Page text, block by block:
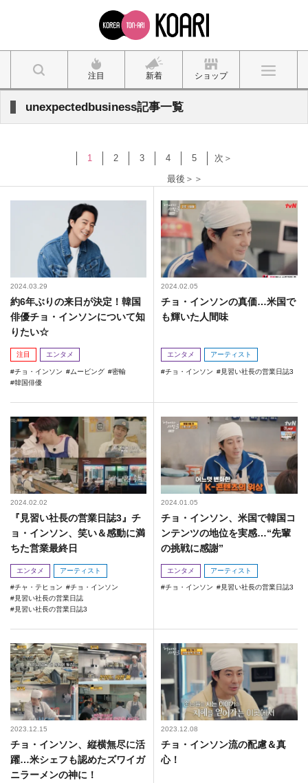
注目 新着 ショップ
unexpectedbusiness記事一覧
1 2 3 4 5
次＞
最後＞＞
2024.03.29
約6年ぶりの来日が決定！韓国
俳優チョ・インソンについて知
りたい☆
注目 エンタメ
チョ・インソン ムービング
密輸
韓国俳優
2024.02.05
チョ・インソンの真価…米国で
も輝いた人間味
エンタメ アーティスト
チョ・インソン 見習い社長の営業日誌3
2024.02.02
『見習い社長の営業日誌3』チ
ョ・インソン、笑い＆感動に満
ちた営業最終日
エンタメ アーティスト
チャ・テヒョン
チョ・インソン
見習い社長の営業日誌
見習い社長の営業日誌3
2024.01.05
チョ・インソン、米国で韓国コ
ンテンツの地位を実感…“先輩
の挑戦に感謝”
エンタメ アーティスト
チョ・インソン 見習い社長の営業日誌3
2023.12.15
チョ・インソン、縦横無尽に活
躍…米シェフも認めたズワイガ
ニラーメンの神に！
2023.12.08
チョ・インソン流の配慮＆真
心！